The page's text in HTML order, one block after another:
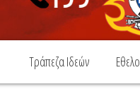
Τράπεζα Ιδεών